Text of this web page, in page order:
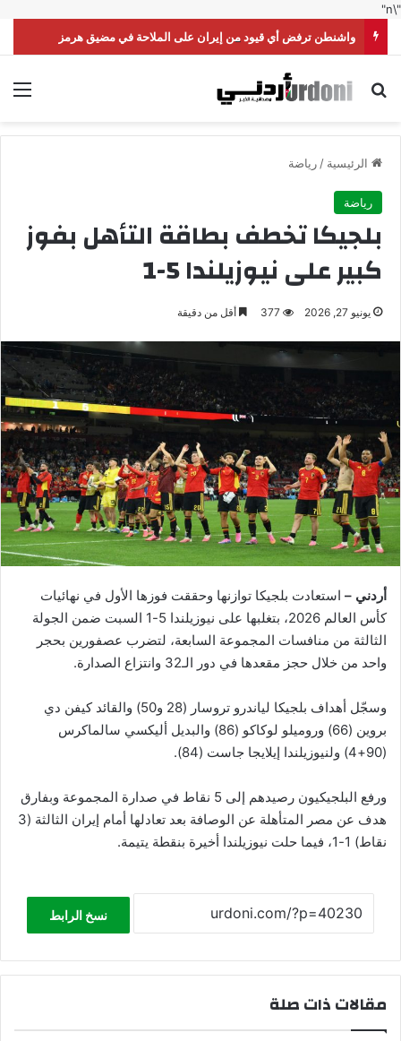
"\n"
واشنطن ترفض أي قيود من إيران على الملاحة في مضيق هرمز
بحث عن
الرئيسية /رياضة
رياضة
بلجيكا تخطف بطاقة التأهل بفوز
كبير على نيوزيلندا 5-1
يونيو 27, 2026 377 أقل من دقيقة
أردني – استعادت بلجيكا توازنها وحققت فوزها الأول في نهائيات
كأس العالم 2026، بتغلبها على نيوزيلندا 5-1 السبت ضمن الجولة
الثالثة من منافسات المجموعة السابعة، لتضرب عصفورين بحجر
واحد من خلال حجز مقعدها في دور الـ32 وانتزاع الصدارة.
وسجّل أهداف بلجيكا لياندرو تروسار (28 و50) والقائد كيفن دي
بروين (66) وروميلو لوكاكو (86) والبديل أليكسي سالماكرس
(90+4) ولنيوزيلندا إيلايجا جاست (84).
ورفع البلجيكيون رصيدهم إلى 5 نقاط في صدارة المجموعة وبفارق
هدف عن مصر المتأهلة عن الوصافة بعد تعادلها أمام إيران الثالثة (3
نقاط) 1-1، فيما حلت نيوزيلندا أخيرة بنقطة يتيمة.
نسخ الرابط
مقالات ذات صلة